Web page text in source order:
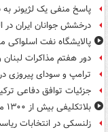
پاسخ منفی یک لژیونر
درخشش جوانان ایران
پالایشگاه نفت اسلواکی
دور هفتم مذاکرات
ترامپ و سودای پیروزی
جزئیات توافق دفاعی
بلاتکلیفی بیش از ۱۳۰۰ مهاجر خردسال در سئوتای اسپانیا
زلنسکی در انتخابات